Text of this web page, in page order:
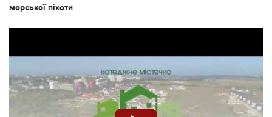
морської піхоти